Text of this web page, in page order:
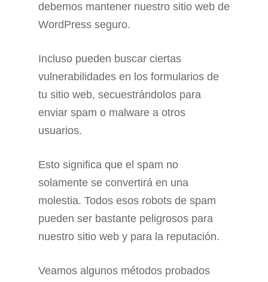
debemos mantener nuestro sitio web de
WordPress seguro.
Incluso pueden buscar ciertas
vulnerabilidades en los formularios de
tu sitio web, secuestrándolos para
enviar spam o malware a otros
usuarios.
Esto significa que el spam no
solamente se convertirá en una
molestia. Todos esos robots de spam
pueden ser bastante peligrosos para
nuestro sitio web y para la reputación.
Veamos algunos métodos probados